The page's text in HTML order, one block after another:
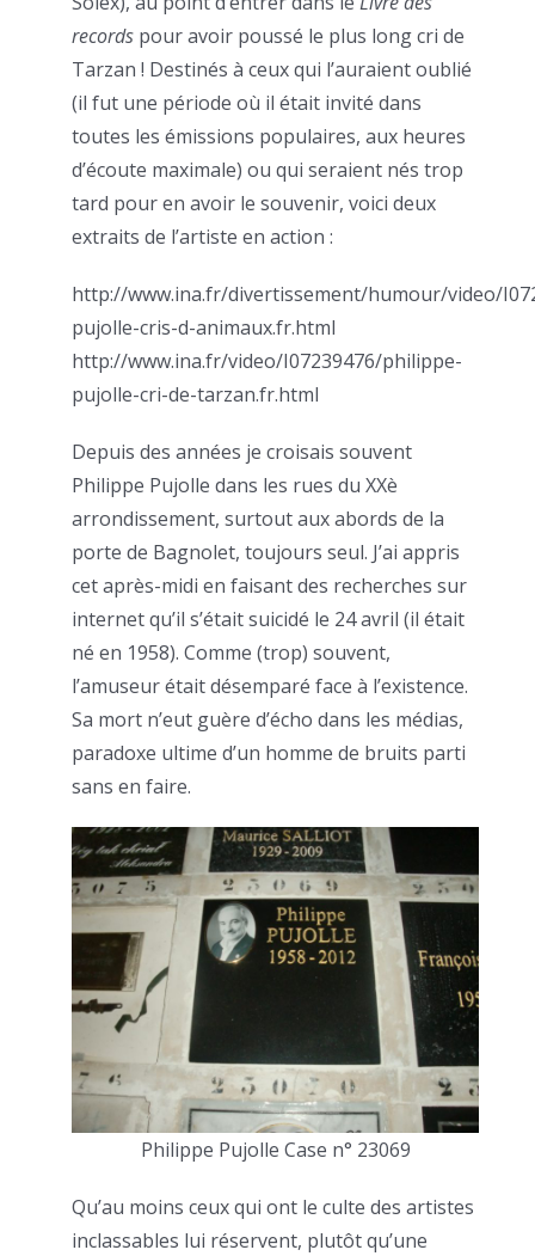
records pour avoir poussé le plus long cri de
Tarzan ! Destinés à ceux qui l’auraient oublié
(il fut une période où il était invité dans
toutes les émissions populaires, aux heures
d’écoute maximale) ou qui seraient nés trop
tard pour en avoir le souvenir, voici deux
extraits de l’artiste en action :
http://www.ina.fr/divertissement/humour/video/
pujolle-cris-d-animaux.fr.html
http://www.ina.fr/video/I07239476/philippe-
pujolle-cri-de-tarzan.fr.html
Depuis des années je croisais souvent
Philippe Pujolle dans les rues du XXè
arrondissement, surtout aux abords de la
porte de Bagnolet, toujours seul. J’ai appris
cet après-midi en faisant des recherches sur
internet qu’il s’était suicidé le 24 avril (il était
né en 1958). Comme (trop) souvent,
l’amuseur était désemparé face à l’existence.
Sa mort n’eut guère d’écho dans les médias,
paradoxe ultime d’un homme de bruits parti
sans en faire.
Philippe Pujolle Case n° 23069
Qu’au moins ceux qui ont le culte des artistes
inclassables lui réservent, plutôt qu’une